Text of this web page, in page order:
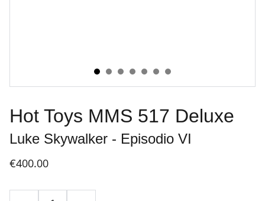
Hot Toys MMS 517 Deluxe
Luke Skywalker - Episodio VI
€400.00